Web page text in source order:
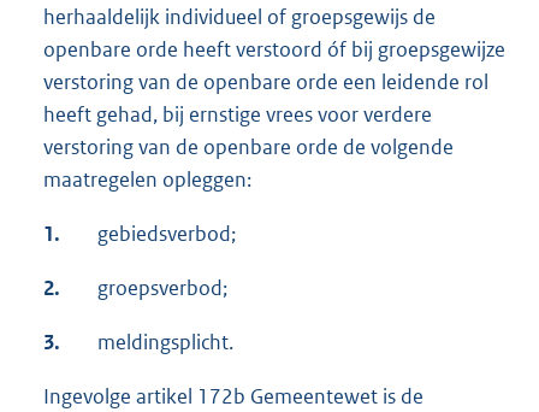
herhaaldelijk individueel of groepsgewijs de
openbare orde heeft verstoord óf bij groepsgewijze
verstoring van de openbare orde een leidende rol
heeft gehad, bij ernstige vrees voor verdere
verstoring van de openbare orde de volgende
maatregelen opleggen:
1. gebiedsverbod;
2. groepsverbod;
3. meldingsplicht.
Ingevolge artikel 172b Gemeentewet is de